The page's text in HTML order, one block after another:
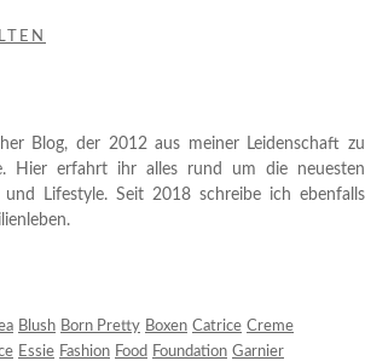
Blog, der 2012 aus meiner Leidenschaft zu
Hier erfahrt ihr alles rund um die neuesten
und Lifestyle. Seit 2018 schreibe ich ebenfalls
Blush Born Pretty Boxen Catrice Creme
Essie Fashion Food Foundation Garnier